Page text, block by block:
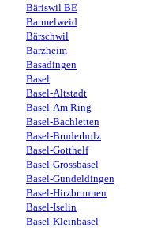
Bäriswil BE
Barmelweid
Bärschwil
Barzheim
Basadingen
Basel
Basel-Altstadt
Basel-Am Ring
Basel-Bachletten
Basel-Bruderholz
Basel-Gotthelf
Basel-Grossbasel
Basel-Gundeldingen
Basel-Hirzbrunnen
Basel-Iselin
Basel-Kleinbasel